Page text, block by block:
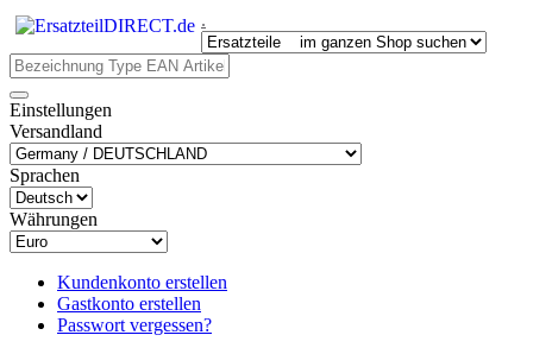
.
Einstellungen
Versandland
Sprachen
Währungen
Kundenkonto erstellen
Gastkonto erstellen
Passwort vergessen?